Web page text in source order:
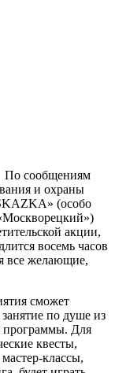
По сообщениям
и охраны
(особо
акции,
восемь часов
все желающие,
сможет
по душе из
программы. Для
квесты,
классы,